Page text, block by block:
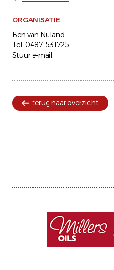
ORGANISATIE
Ben van Nuland
Tel. 0487-531725
Stuur e-mail
terug naar overzicht